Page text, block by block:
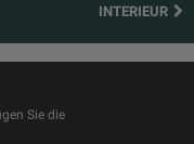
INTERIEUR
Sie die